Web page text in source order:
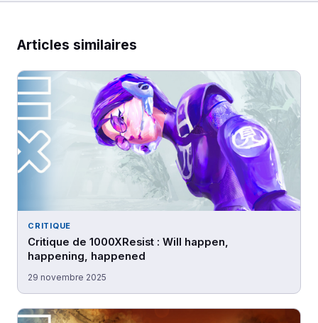
Articles similaires
CRITIQUE
Critique de 1000XResist : Will happen,
happening, happened
29 novembre 2025